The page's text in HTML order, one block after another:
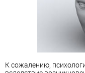
К сожалению,